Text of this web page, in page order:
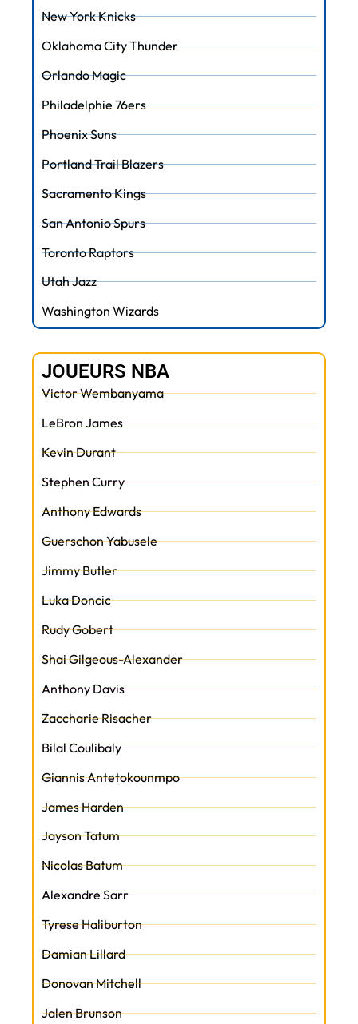
New York Knicks
Oklahoma City Thunder
Orlando Magic
Philadelphie 76ers
Phoenix Suns
Portland Trail Blazers
Sacramento Kings
San Antonio Spurs
Toronto Raptors
Utah Jazz
Washington Wizards
JOUEURS NBA
Victor Wembanyama
LeBron James
Kevin Durant
Stephen Curry
Anthony Edwards
Guerschon Yabusele
Jimmy Butler
Luka Doncic
Rudy Gobert
Shai Gilgeous-Alexander
Anthony Davis
Zaccharie Risacher
Bilal Coulibaly
Giannis Antetokounmpo
James Harden
Jayson Tatum
Nicolas Batum
Alexandre Sarr
Tyrese Haliburton
Damian Lillard
Donovan Mitchell
Jalen Brunson